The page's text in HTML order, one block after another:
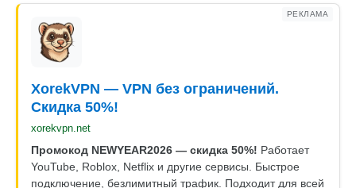
РЕКЛАМА
XorekVPN — VPN без ограничений.
Скидка 50%!
xorekvpn.net
Промокод NEWYEAR2026 — скидка 50%! Работает
YouTube, Roblox, Netflix и другие сервисы. Быстрое
подключение, безлимитный трафик. Подходит для всей